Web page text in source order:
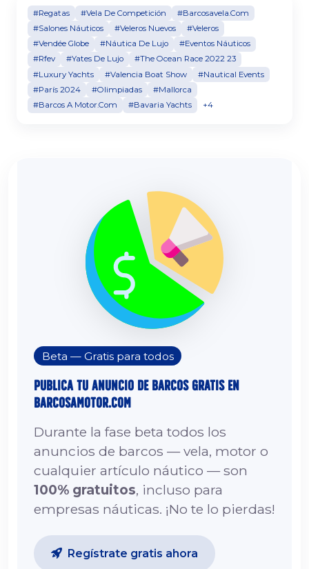
#Regatas #Vela De Competición
#Barcosavela.Com
#Salones Náuticos
#Veleros Nuevos
#Veleros
#Vendée Globe
#Náutica De Lujo
#Eventos Náuticos
#Rfev
#Yates De Lujo
#The Ocean Race 2022 23
#Luxury Yachts
#Valencia Boat Show
#Nautical Events
#París 2024
#Olimpiadas
#Mallorca
#Barcos A Motor.Com
#Bavaria Yachts +4
Beta — Gratis para todos
Publica tu Anuncio de Barcos Gratis en
barcosamotor.com
Durante la fase beta todos los
anuncios de barcos — vela, motor o
cualquier artículo náutico — son
100% gratuitos, incluso para
empresas náuticas. ¡No te lo pierdas!
Regístrate gratis ahora